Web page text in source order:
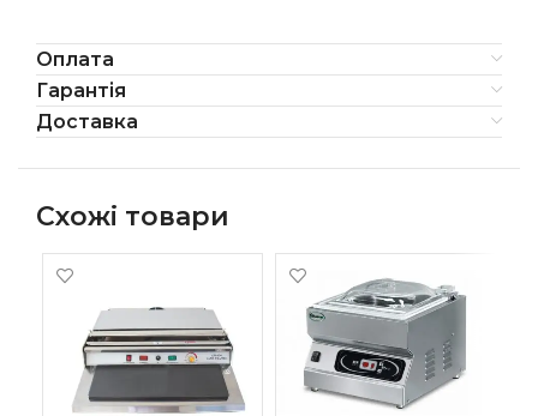
Оплата
Гарантія
Доставка
Схожі товари